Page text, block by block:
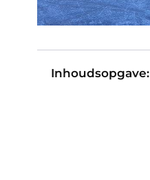
Inhoudsopgave: